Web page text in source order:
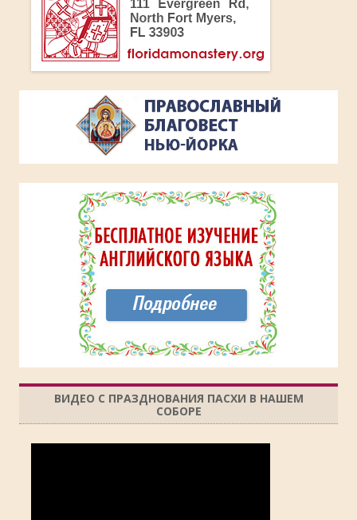
ВИДЕО С ПРАЗДНОВАНИЯ ПАСХИ В НАШЕМ
СОБОРЕ